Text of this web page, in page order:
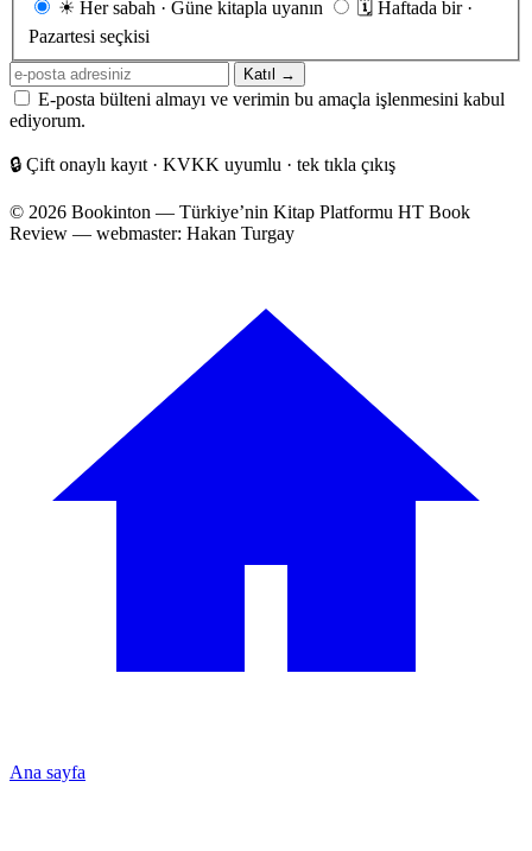
☀ Her sabah · Güne kitapla uyanın 🗓 Haftada bir ·
Pazartesi seçkisi
E-
posta
adresiniz
Katıl →
E-posta bülteni almayı ve verimin bu amaçla işlenmesini kabul
ediyorum.
🔒 Çift onaylı kayıt · KVKK uyumlu · tek tıkla çıkış
© 2026 Bookinton — Türkiye’nin Kitap Platformu HT Book
Review — webmaster: Hakan Turgay
Ana sayfa